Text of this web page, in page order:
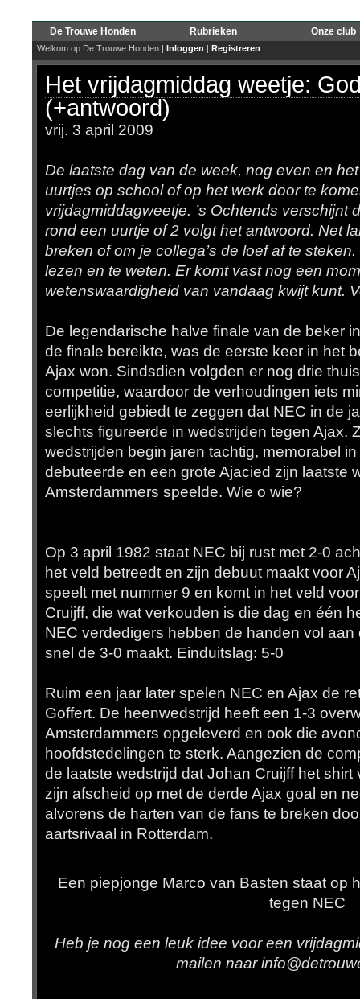
De Trouwe Honden Rubrieken Onze club
Welkom op De Trouwe Honden | Inloggen | Registreren
Het vrijdagmiddag weetje:
(+antwoord)
vrij. 3 april 2009
De laatste dag van de week, nog even en
uurtjes op school of op het werk door te
vrijdagmiddagweetje. ’s Ochtends verschijnt
rond een uurtje of 2 volgt het antwoord. Net
breken of om je collega’s de loef af te
lezen en te weten. Er komt vast nog een
wetenswaardigheid van vandaag kwijt kunt.
De legendarische halve finale van de beker
de finale bereikte, was de eerste keer in het
Ajax won. Sindsdien volgden er nog drie
competitie, waardoor de verhoudingen iets
eerlijkheid gebiedt te zeggen dat NEC in de
slechts figureerde in wedstrijden tegen Ajax.
wedstrijden begin jaren tachtig, memorabel
debuteerde en een grote Ajacied zijn laatste
Amsterdammers speelde. Wie o wie?
Op 3 april 1982 staat NEC bij rust met 2-0
het veld betreedt en zijn debuut maakt voor
speelt met nummer 9 en komt in het veld
Cruijff, die wat verkouden is die dag en één
NEC verdedigers hebben de handen vol
snel de 3-0 maakt. Einduitslag: 5-0
Ruim een jaar later spelen NEC en Ajax de
Goffert. De heenwedstrijd heeft een 1-3
Amsterdammers opgeleverd en ook die
hoofdstedelingen te sterk. Aangezien de
de laatste wedstrijd dat Johan Cruijff het shirt
zijn afscheid op met de derde Ajax goal en
alvorens de harten van de fans te breken
aartsrivaal in Rotterdam.
Een piepjonge Marco van Basten staat op
tegen NEC
Heb je nog een leuk idee voor een
mailen naar